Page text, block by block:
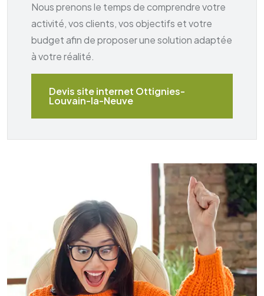
Nous prenons le temps de comprendre votre
activité, vos clients, vos objectifs et votre
budget afin de proposer une solution adaptée
à votre réalité.
Devis site internet Ottignies-
Louvain-la-Neuve